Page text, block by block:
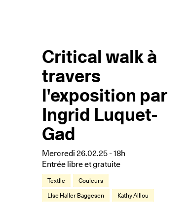
Critical walk à
travers
l'exposition par
Ingrid Luquet-
Gad
Mercredi 26.02.25 - 18h
Entrée libre et gratuite
Textile
Couleurs
Lise Haller Baggesen
Kathy Alliou